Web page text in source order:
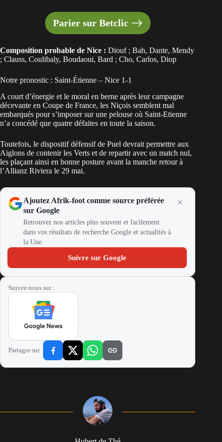
Parier sur Betclic
Composition probable de Nice : Diouf ; Bah, Dante, Mendy
; Clauss, Coulibaly, Boudaoui, Bard ; Cho, Carlos, Diop
Notre pronostic : Saint-Étienne – Nice 1-1
A court d’énergie et le moral en berne après leur campagne
décevante en Coupe de France, les Niçois semblent mal
embarqués pour s’imposer sur une pelouse où Saint-Etienne
n’a concédé que quatre défaites en toute la saison.
Toutefois, le dispositif défensif de Puel devrait permettre aux
Aiglons de contenir les Verts et de repartir avec un match nul,
les plaçant ainsi en bonne posture avant la manche retour à
l’Allianz Riviera le 29 mai.
Ajoutez Afrik-foot comme source préférée
sur Google
Retrouvez nos articles plus souvent et facilement
dans vos résultats de recherche Google et actualités à
la Une.
Suivre sur Google
Suivez-nous sur :
Partager sur :